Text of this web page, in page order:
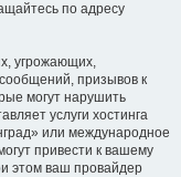
по адресу
угрожающих,
призывов к
могут нарушить
услуги хостинга
или международное
привести к вашему
этом ваш провайдер